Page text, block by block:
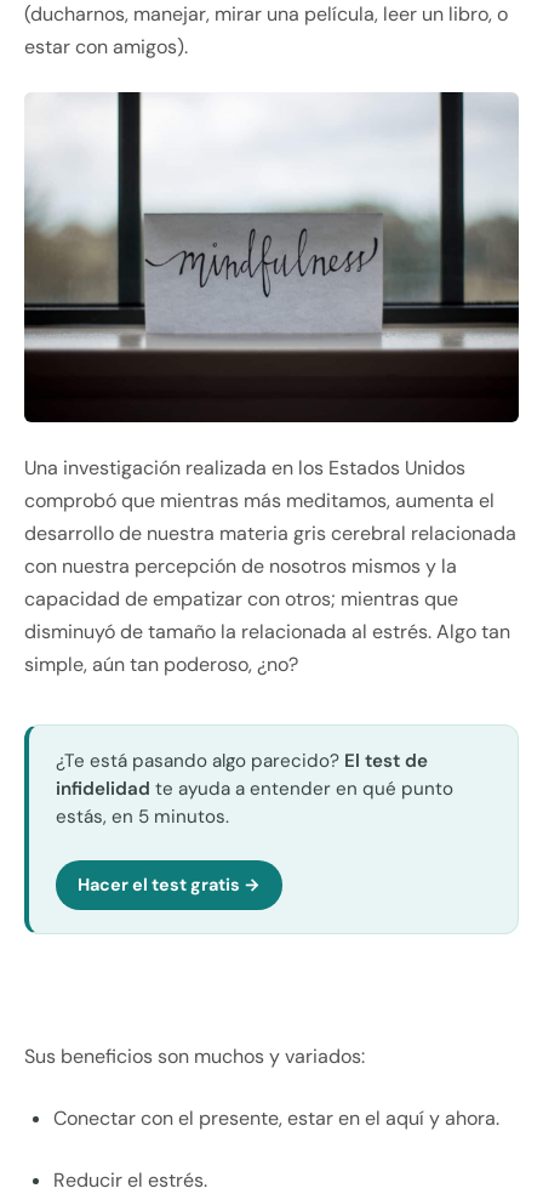
(ducharnos, manejar, mirar una película, leer un libro, o
estar con amigos).
Una investigación realizada en los Estados Unidos
comprobó que mientras más meditamos, aumenta el
desarrollo de nuestra materia gris cerebral relacionada
con nuestra percepción de nosotros mismos y la
capacidad de empatizar con otros; mientras que
disminuyó de tamaño la relacionada al estrés. Algo tan
simple, aún tan poderoso, ¿no?
¿Te está pasando algo parecido? El test de
infidelidad te ayuda a entender en qué punto
estás, en 5 minutos.
Hacer el test gratis →
Sus beneficios son muchos y variados:
Conectar con el presente, estar en el aquí y ahora.
Reducir el estrés.